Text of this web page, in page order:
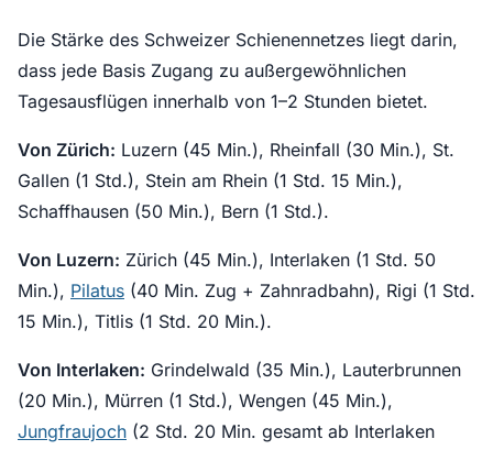
Die Stärke des Schweizer Schienennetzes liegt darin,
dass jede Basis Zugang zu außergewöhnlichen
Tagesausflügen innerhalb von 1–2 Stunden bietet.
Von Zürich: Luzern (45 Min.), Rheinfall (30 Min.), St.
Gallen (1 Std.), Stein am Rhein (1 Std. 15 Min.),
Schaffhausen (50 Min.), Bern (1 Std.).
Von Luzern: Zürich (45 Min.), Interlaken (1 Std. 50
Min.), Pilatus (40 Min. Zug + Zahnradbahn), Rigi (1 Std.
15 Min.), Titlis (1 Std. 20 Min.).
Von Interlaken: Grindelwald (35 Min.), Lauterbrunnen
(20 Min.), Mürren (1 Std.), Wengen (45 Min.),
Jungfraujoch (2 Std. 20 Min. gesamt ab Interlaken